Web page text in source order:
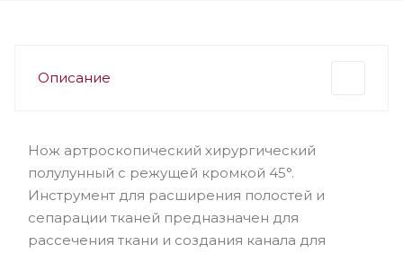
Описание
Нож артроскопический хирургический
полулунный с режущей кромкой 45°.
Инструмент для расширения полостей и
сепарации тканей предназначен для
рассечения ткани и создания канала для